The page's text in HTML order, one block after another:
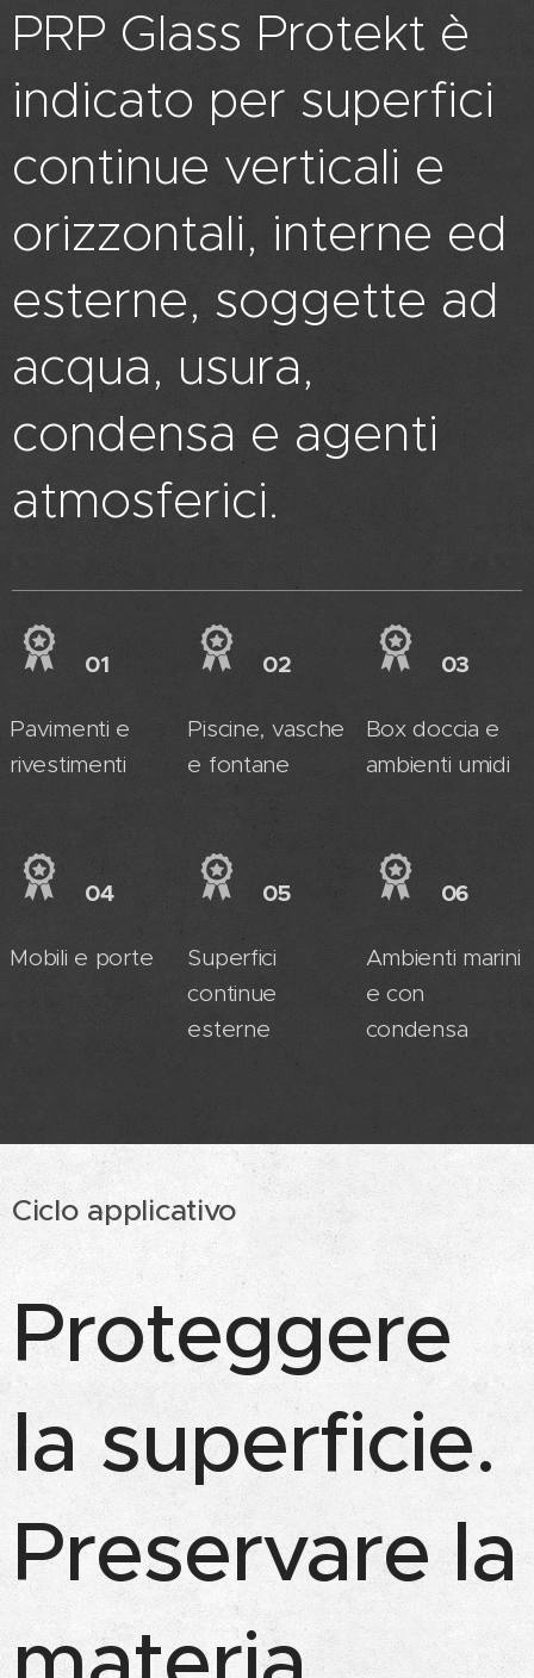
PRP Glass Protekt è
indicato per superfici
continue verticali e
orizzontali, interne ed
esterne, soggette ad
acqua, usura,
condensa e agenti
atmosferici.
01
Pavimenti e
rivestimenti
02
Piscine, vasche
e fontane
03
Box doccia e
ambienti umidi
04
Mobili e porte
05
Superfici
continue
esterne
06
Ambienti marini
e con
condensa
Ciclo applicativo
Proteggere
la superficie.
Preservare la